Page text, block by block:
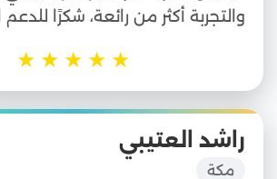
والتجربة أكثر من رائعة، شكرًا
★
★
★
★
★
راشد العتيبي
مكة